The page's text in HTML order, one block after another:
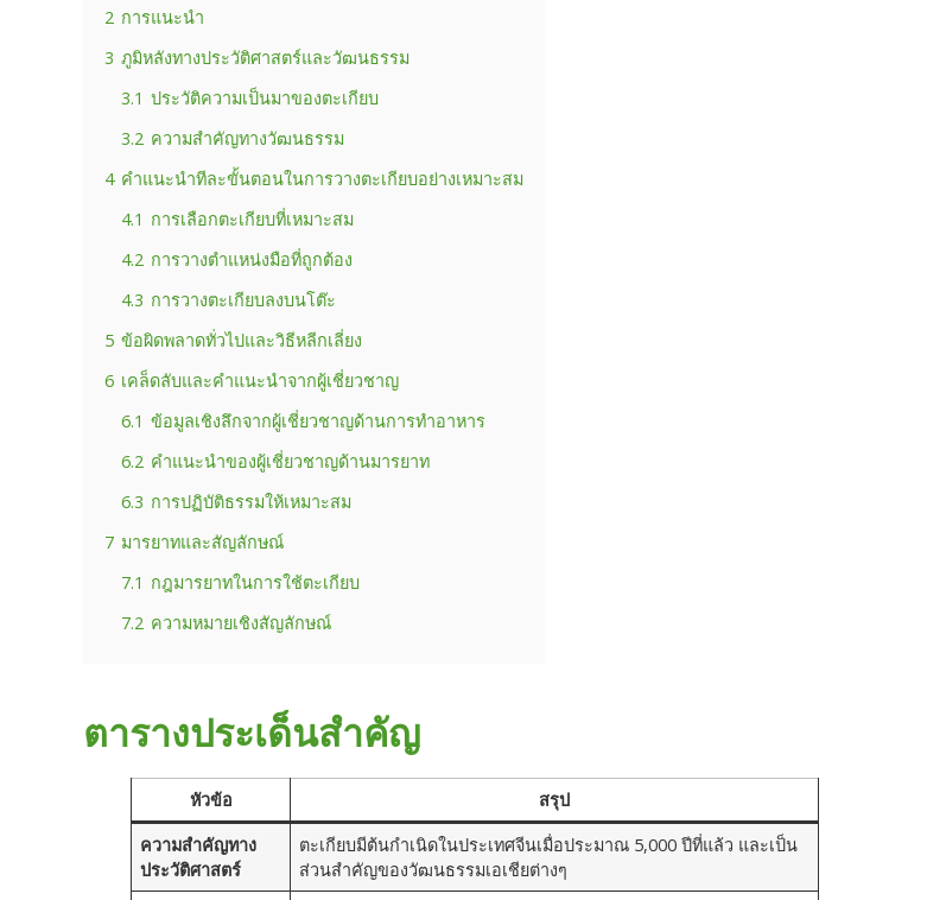
2 การแนะนำ
3 ภูมิหลังทางประวัติศาสตร์และวัฒนธรรม
3.1 ประวัติความเป็นมาของตะเกียบ
3.2 ความสำคัญทางวัฒนธรรม
4 คำแนะนำทีละขั้นตอนในการวางตะเกียบอย่างเหมาะสม
4.1 การเลือกตะเกียบที่เหมาะสม
4.2 การวางตำแหน่งมือที่ถูกต้อง
4.3 การวางตะเกียบลงบนโต๊ะ
5 ข้อผิดพลาดทั่วไปและวิธีหลีกเลี่ยง
6 เคล็ดลับและคำแนะนำจากผู้เชี่ยวชาญ
6.1 ข้อมูลเชิงลึกจากผู้เชี่ยวชาญด้านการทำอาหาร
6.2 คำแนะนำของผู้เชี่ยวชาญด้านมารยาท
6.3 การปฏิบัติธรรมให้เหมาะสม
7 มารยาทและสัญลักษณ์
7.1 กฎมารยาทในการใช้ตะเกียบ
7.2 ความหมายเชิงสัญลักษณ์
ตารางประเด็นสำคัญ
หัวข้อ
สรุป
ความสำคัญทาง
ประวัติศาสตร์
ตะเกียบมีต้นกำเนิดในประเทศจีนเมื่อประมาณ 5,000 ปีที่แล้ว และเป็น
ส่วนสำคัญของวัฒนธรรมเอเชียต่างๆ